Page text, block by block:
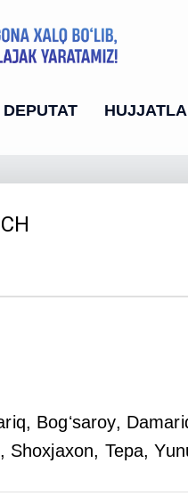
DEPUTAT
, Bogʻsaroy,
, Shoxjaxon, Tepa,